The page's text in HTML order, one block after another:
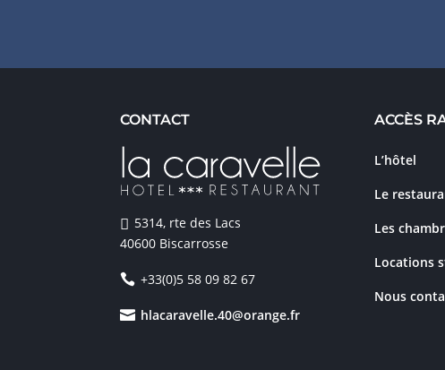
CONTACT
5314, rte des Lacs
40600 Biscarrosse
+33(0)5 58 09 82 67
hlacaravelle.40@orange.fr
ACCÈS
L’hôtel
Le
Les
Locations
Nous